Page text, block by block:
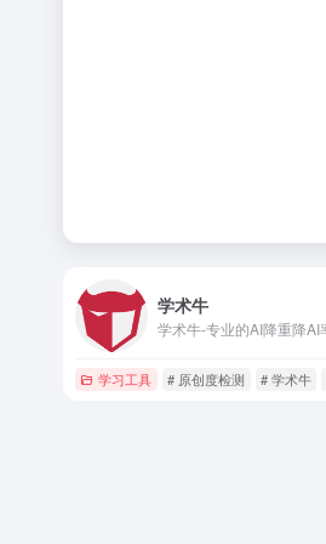
学术牛
学习工具 # 原创度检测 # 学术牛